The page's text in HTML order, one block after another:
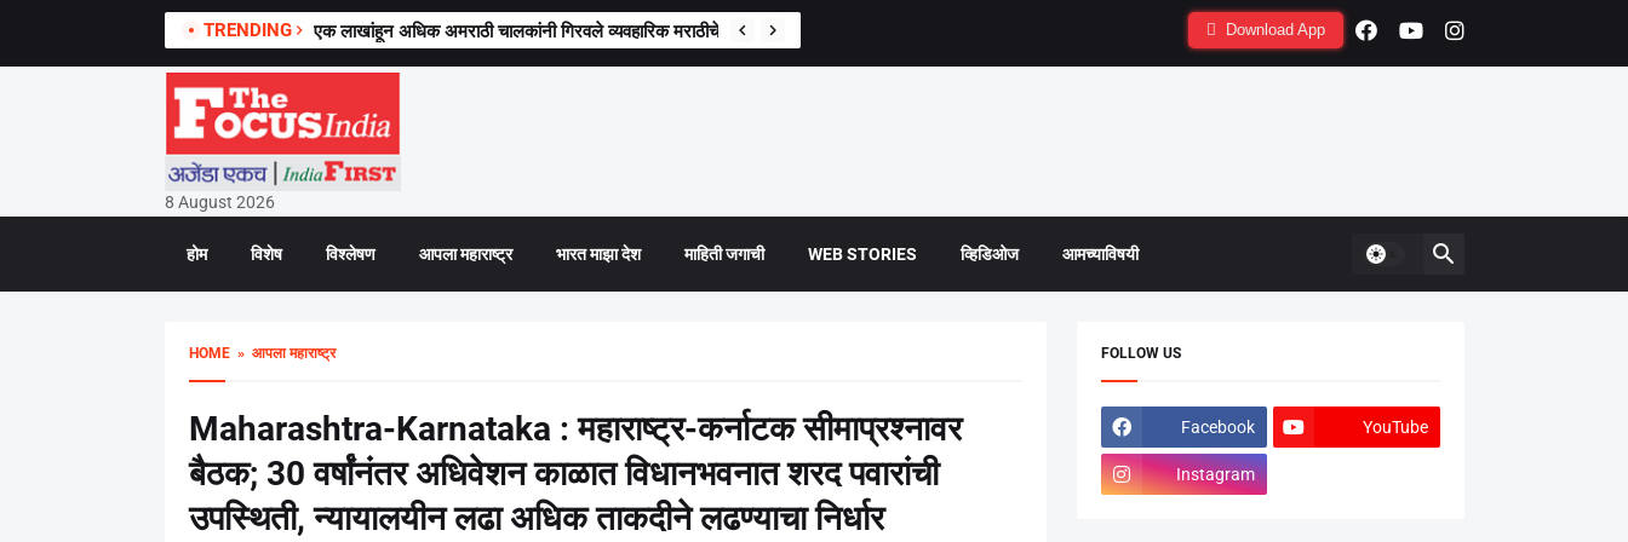
TRENDING एक लाखांहून अधिक अमराठी चालकांनी गिरवले व्यवहारिक मराठीचे धडे, परिवहन मंत्री प्रताप सरनाईक यांची माहिती Download App
8 August 2026
होम विशेष विश्लेषण आपला महाराष्ट्र भारत माझा देश माहिती जगाची WEB STORIES व्हिडिओज आमच्याविषयी
HOME» आपला महाराष्ट्र
Maharashtra-Karnataka : महाराष्ट्र-कर्नाटक सीमाप्रश्नावर
बैठक; 30 वर्षांनंतर अधिवेशन काळात विधानभवनात शरद पवारांची
उपस्थिती, न्यायालयीन लढा अधिक ताकदीने लढण्याचा निर्धार
FOLLOW US
Facebook YouTube
Instagram